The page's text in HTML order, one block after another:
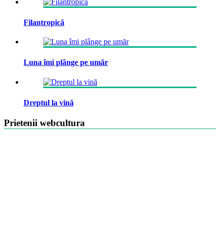
Filantropică
Luna îmi plânge pe umăr
Dreptul la vină
Prietenii webcultura